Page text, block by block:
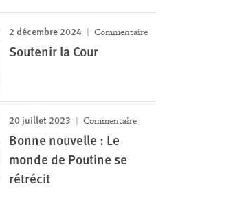
2 décembre 2024 Commentaire
Soutenir la Cour
20 juillet 2023 Commentaire
Bonne nouvelle : Le
monde de Poutine se
rétrécit